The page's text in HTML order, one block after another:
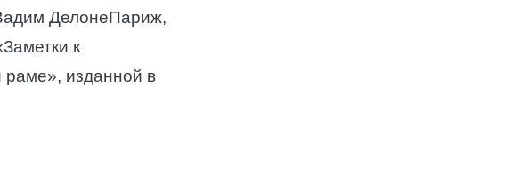
ДелонеПариж,
к
изданной в